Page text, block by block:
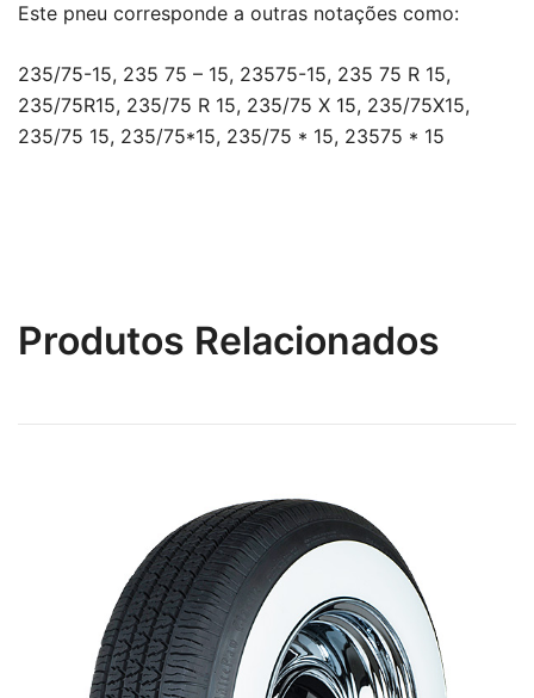
Este pneu corresponde a outras notações como:
235/75-15, 235 75 – 15, 23575-15, 235 75 R 15,
235/75R15, 235/75 R 15, 235/75 X 15, 235/75X15,
235/75 15, 235/75*15, 235/75 * 15, 23575 * 15
Produtos Relacionados